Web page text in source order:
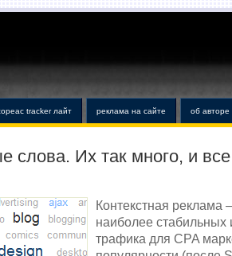
tracker лайт реклама на сайте об авторе
слова. Их так много, и все
Контекстная реклама
наиболее стабильных
трафика для CPA